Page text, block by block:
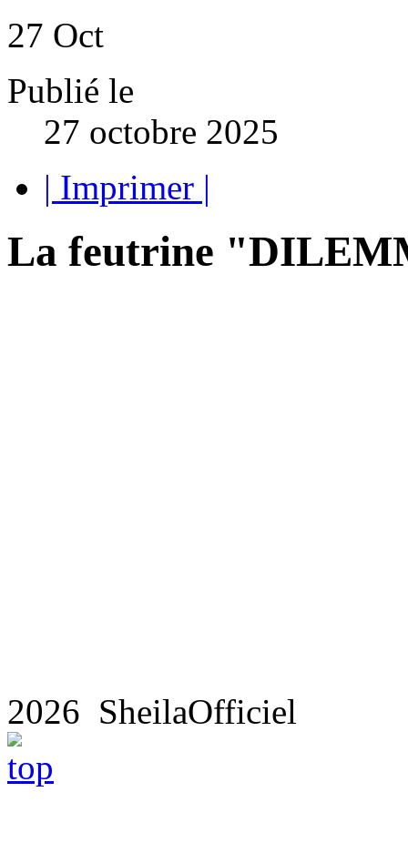
27 Oct
Publié le
27 octobre 2025
| Imprimer |
La feutrine
2026 SheilaOfficiel